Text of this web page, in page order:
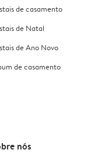
de casamento
de Natal
de Ano Novo
de casamento
nós